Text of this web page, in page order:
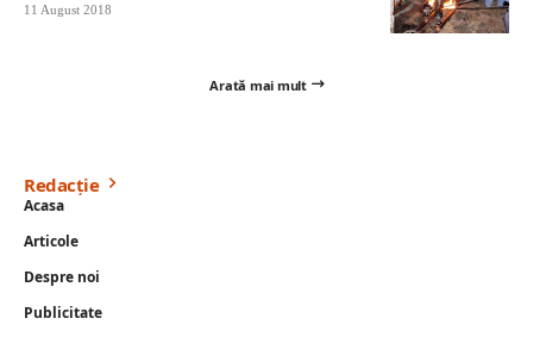
11 August 2018
Arată mai mult
Redacție
Acasa
Articole
Despre noi
Publicitate